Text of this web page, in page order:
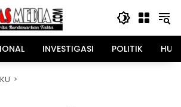
INVESTIGASI POLITIK